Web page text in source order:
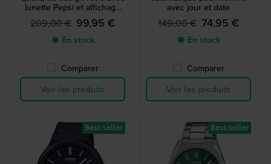
lunette Pepsi et affichage
jour-date
209,00 € 99,95 €
● En stock
Comparer
Voir les produits
avec jour et date
149,00 € 74,95 €
● En stock
Comparer
Voir les produits
Best-seller Best-seller